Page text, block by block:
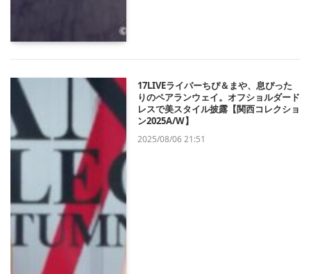
17LIVEライバーちぴ＆まや、息ぴった
りのペアランウェイ。オフショルダード
レスで美スタイル披露【関西コレクショ
ン2025A/W】
2025/08/06 21:51